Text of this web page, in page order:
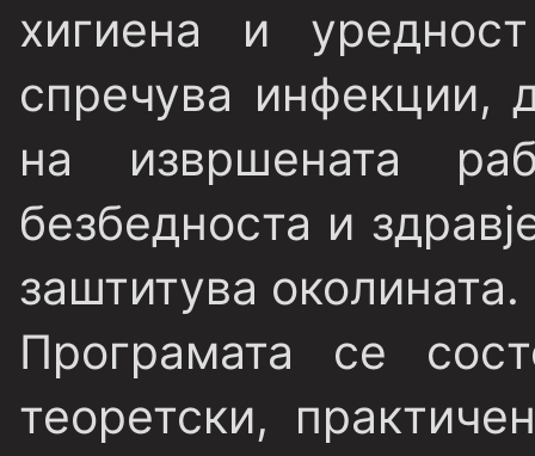
хигиена и
спречува инфекции,
на извршената
безбедноста и
заштитува околината.
Програмата се
теоретски,